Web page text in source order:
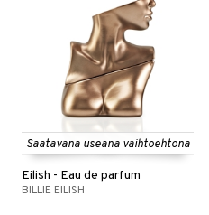
Saatavana useana vaihtoehtona
Eilish - Eau de parfum
BILLIE EILISH